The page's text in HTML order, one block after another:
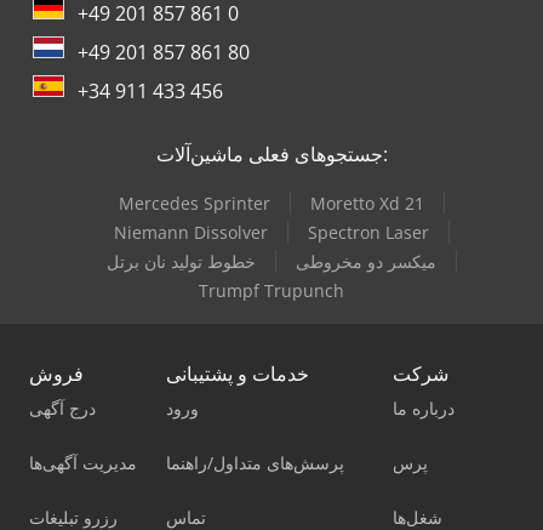
+49 201 857 861 0
+49 201 857 861 80
+34 911 433 456
جستجوهای فعلی ماشین‌آلات:
Mercedes Sprinter
Moretto Xd 21
Niemann Dissolver
Spectron Laser
خطوط تولید نان برتل
میکسر دو مخروطی
Trumpf Trupunch
فروش
درج آگهی
مدیریت آگهی‌ها
رزرو تبلیغات
خدمات و پشتیبانی
ورود
پرسش‌های متداول/راهنما
تماس
شرکت
درباره ما
پرس
شغل‌ها